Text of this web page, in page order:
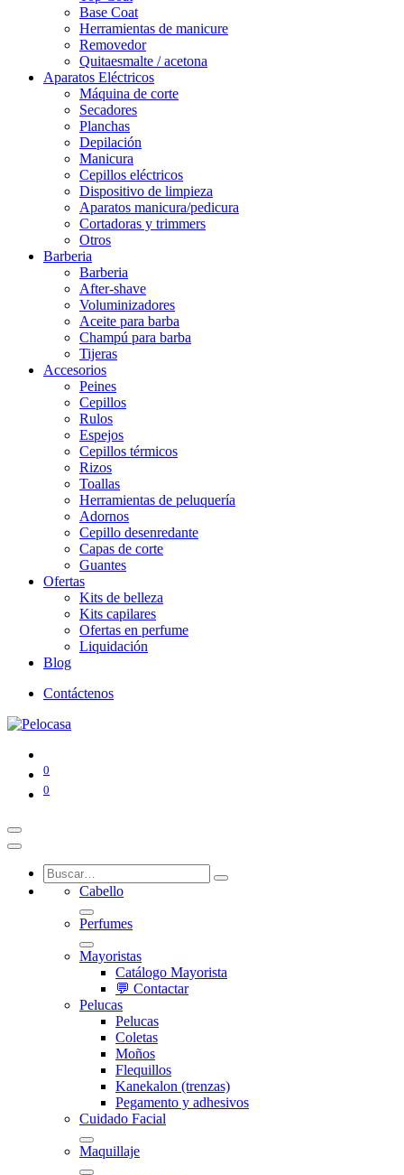
Base Coat
Herramientas de manicure
Removedor
Quitaesmalte / acetona
Aparatos Eléctricos
Máquina de corte
Secadores
Planchas
Depilación
Manicura
Cepillos eléctricos
Dispositivo de limpieza
Aparatos manicura/pedicura
Cortadoras y trimmers
Otros
Barberia
Barberia
After-shave
Voluminizadores
Aceite para barba
Champú para barba
Tijeras
Accesorios
Peines
Cepillos
Rulos
Espejos
Cepillos térmicos
Rizos
Toallas
Herramientas de peluquería
Adornos
Cepillo desenredante
Capas de corte
Guantes
Ofertas
Kits de belleza
Kits capilares
Ofertas en perfume
Liquidación
Blog
Contáctenos
0
0
Cabello
Perfumes
Mayoristas
Catálogo Mayorista
💬 Contactar
Pelucas
Pelucas
Coletas
Moños
Flequillos
Kanekalon (trenzas)
Pegamento y adhesivos
Cuidado Facial
Maquillaje